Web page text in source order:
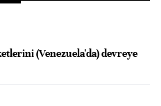
(Venezuela'da) devreye